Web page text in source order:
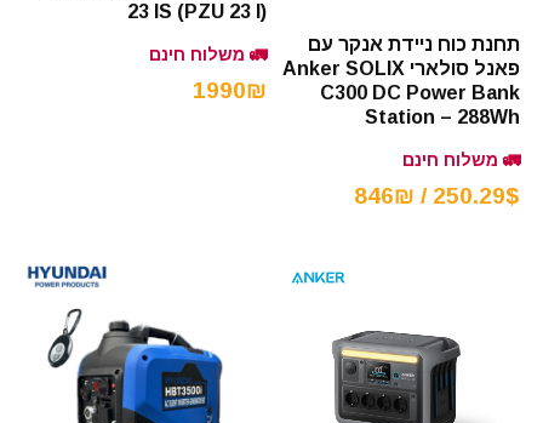
תחנת כוח ניידת אנקר עם
פאנל סולארי Anker SOLIX
C300 DC Power Bank
Station – 288Wh
🚛 משלוח חינם
250.29$ / 846₪
23 IS (PZU 23 I)
🚛 משלוח חינם
1990₪